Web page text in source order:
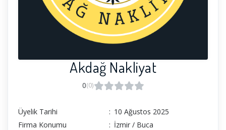
Akdağ Nakliyat
0(0)
Üyelik Tarihi : 10 Ağustos 2025
Firma Konumu
: İzmir / Buca